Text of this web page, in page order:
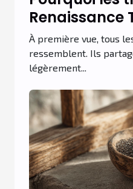
Renaissance
autant de
À première vue, tous
ressemblent. Ils
légèrement...